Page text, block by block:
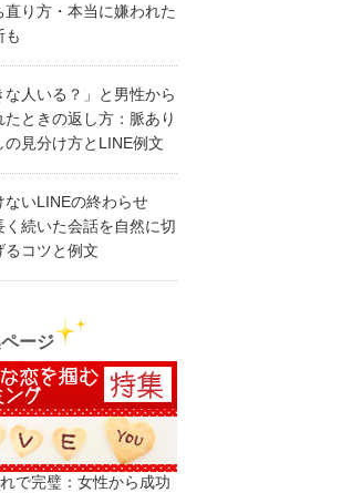
直り方・本当に嫌われた
も
な人いる？」と男性から
たときの返し方：脈あり
の見分け方とLINE例文
ないLINEの終わらせ
く続いた会話を自然に切
るコツと例文
ージ
で完璧：女性から成功